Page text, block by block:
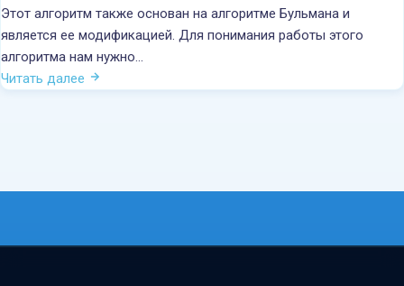
Поездки
Этот алгоритм также основан на алгоритме Бульмана и
является ее модификацией. Для понимания работы этого
алгоритма нам нужно…
Читать далее